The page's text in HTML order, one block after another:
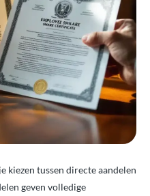
kiezen tussen directe aandelen
geven volledige